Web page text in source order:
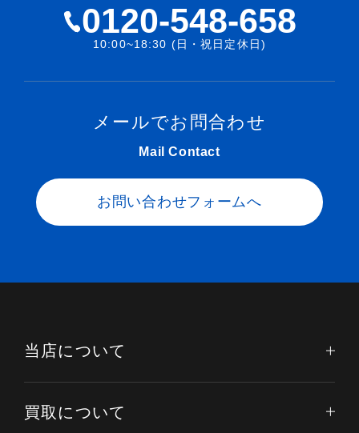
0120-548-658
10:00~18:30 (日・祝日定休日)
メールでお問合わせ
Mail Contact
お問い合わせフォームへ
当店について
買取について